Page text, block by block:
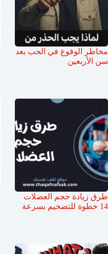
مخاطر الوقوع في الحب بعد
سن الأربعين
طرق زيادة حجم العضلات
14 خطوة للتضخيم بسرعة